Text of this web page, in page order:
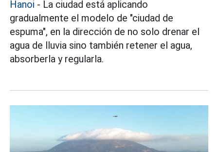
Hanoi - La ciudad está aplicando
gradualmente el modelo de "ciudad de
espuma", en la dirección de no solo drenar el
agua de lluvia sino también retener el agua,
absorberla y regularla.